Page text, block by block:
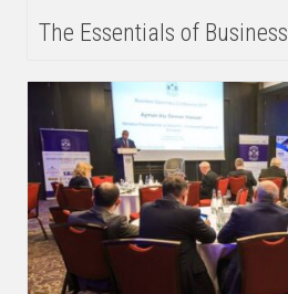
The Essentials of